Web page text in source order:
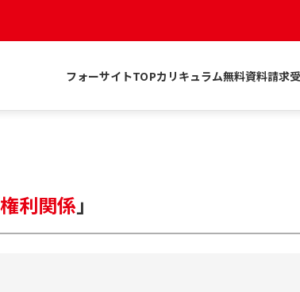
フォーサイトTOPカリキュラム無料資料請求
権利関係」